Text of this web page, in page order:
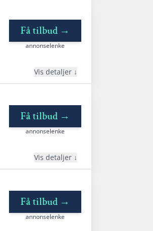
kr
Få tilbud →
annonselenke
Vis detaljer
Få tilbud →
annonselenke
Vis detaljer
(1- 20 år for
Få tilbud →
annonselenke